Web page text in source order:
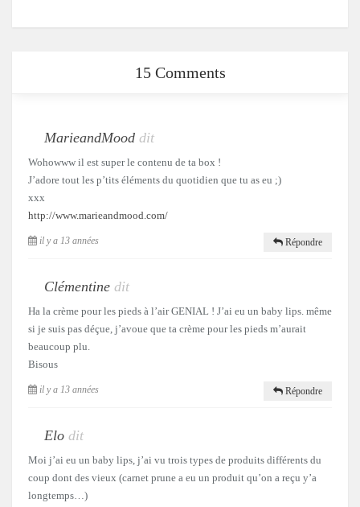
15 Comments
MarieandMood dit
Wohowww il est super le contenu de ta box !
J’adore tout les p’tits éléments du quotidien que tu as eu ;)
xxx
http://www.marieandmood.com/
il y a 13 années Répondre
Clémentine dit
Ha la crème pour les pieds à l’air GENIAL ! J’ai eu un baby lips. même
si je suis pas déçue, j’avoue que ta crème pour les pieds m’aurait
beaucoup plu.
Bisous
il y a 13 années Répondre
Elo dit
Moi j’ai eu un baby lips, j’ai vu trois types de produits différents du
coup dont des vieux (carnet prune a eu un produit qu’on a reçu y’a
longtemps…)